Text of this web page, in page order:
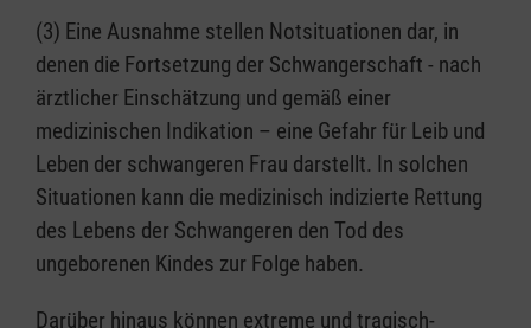
(3) Eine Ausnahme stellen Notsituationen dar, in
denen die Fortsetzung der Schwangerschaft - nach
ärztlicher Einschätzung und gemäß einer
medizinischen Indikation – eine Gefahr für Leib und
Leben der schwangeren Frau darstellt. In solchen
Situationen kann die medizinisch indizierte Rettung
des Lebens der Schwangeren den Tod des
ungeborenen Kindes zur Folge haben.
Darüber hinaus können extreme und tragisch-